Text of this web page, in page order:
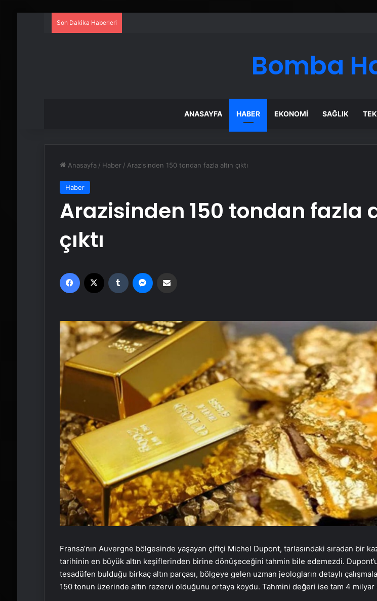
Son Dakika Haberleri
Bomba
ANASAYFA HABER EKONOMI SAĞLIK
Anasayfa / Haber / Arazisinden 150 tondan fazla altın çıktı
Haber
Arazisinden 150 tondan fazla
çıktı
Facebook Tumblr
Fransa’nın Auvergne bölgesinde yaşayan çiftçi Michel Dupont, tarlasındaki sıradan bir
tarihinin en büyük altın keşiflerinden birine dönüşeceğini tahmin bile edemezdi.
tesadüfen bulduğu birkaç altın parçası, bölgeye gelen uzman jeologların detaylı
150 tonun üzerinde altın rezervi olduğunu ortaya koydu. Tahmini değeri ise tam 4 milyar